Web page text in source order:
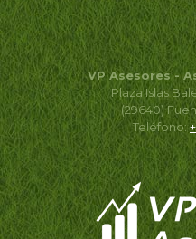
VP Asesores -
Plaza Islas
(29640)
Teléfono: